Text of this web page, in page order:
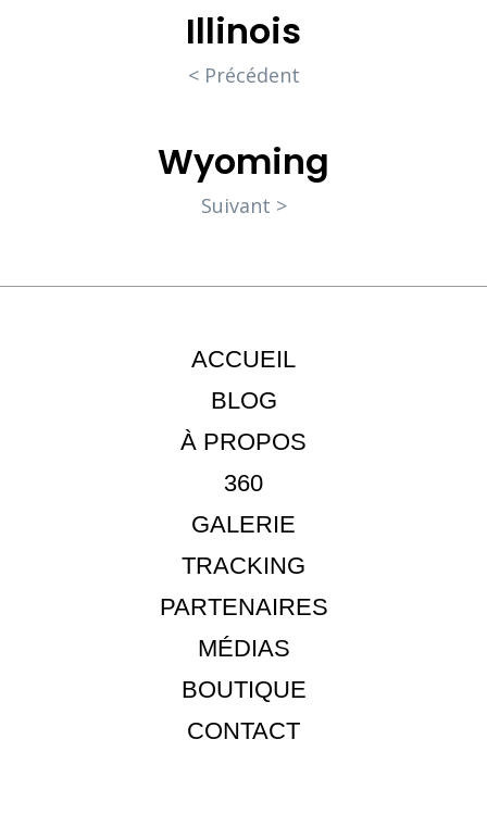
Illinois
< Précédent
Wyoming
Suivant >
ACCUEIL
BLOG
À PROPOS
360
GALERIE
TRACKING
PARTENAIRES
MÉDIAS
BOUTIQUE
CONTACT